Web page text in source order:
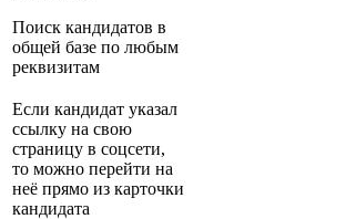
Поиск кандидатов в
общей базе по любым
реквизитам
Если кандидат указал
ссылку на свою
страницу в соцсети,
то можно перейти на
неё прямо из карточки
кандидата